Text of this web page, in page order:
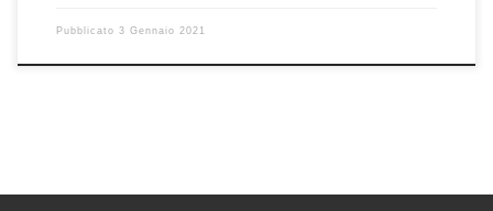
Pubblicato 3 Gennaio 2021